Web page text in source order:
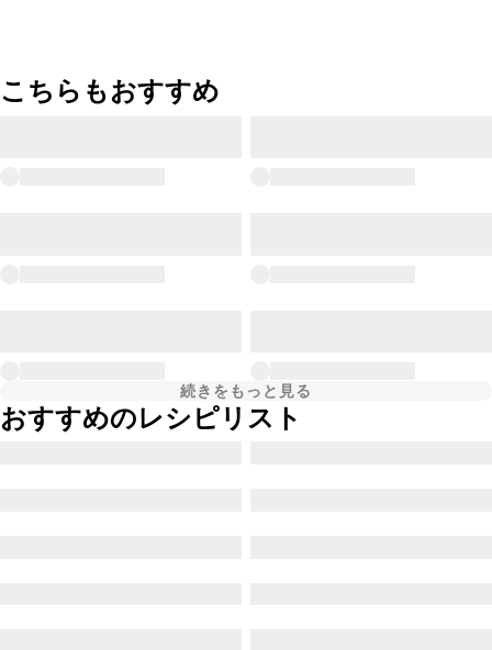
こちらもおすすめ
続きをもっと見る
おすすめのレシピリスト